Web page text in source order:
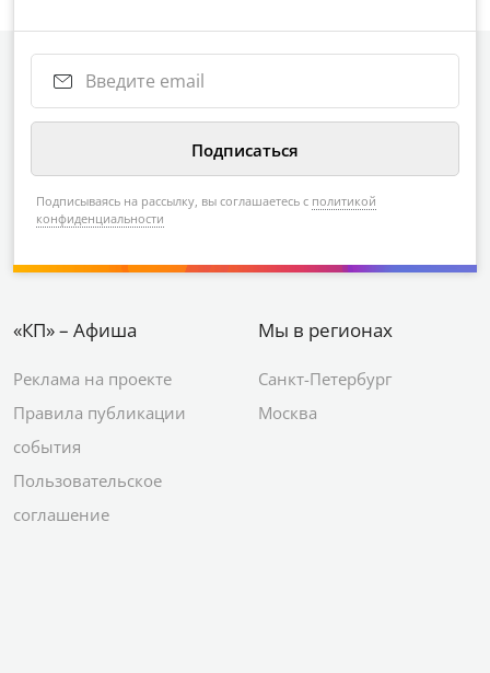
Подписываясь на рассылку, вы соглашаетесь с политикой
конфиденциальности
«КП» – Афиша
Реклама на проекте
Правила публикации
события
Пользовательское
соглашение
Мы в регионах
Санкт-Петербург
Москва